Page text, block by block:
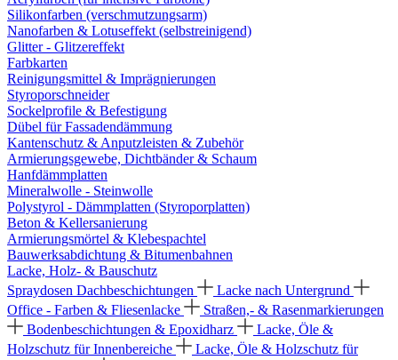
Silikonfarben (verschmutzungsarm)
Nanofarben & Lotuseffekt (selbstreinigend)
Glitter - Glitzereffekt
Farbkarten
Reinigungsmittel & Imprägnierungen
Styroporschneider
Sockelprofile & Befestigung
Dübel für Fassadendämmung
Kantenschutz & Anputzleisten & Zubehör
Armierungsgewebe, Dichtbänder & Schaum
Hanfdämmplatten
Mineralwolle - Steinwolle
Polystyrol - Dämmplatten (Styroporplatten)
Beton & Kellersanierung
Armierungsmörtel & Klebespachtel
Bauwerksabdichtung & Bitumenbahnen
Lacke, Holz- & Bauschutz
Spraydosen Dachbeschichtungen
Lacke nach Untergrund
Office - Farben & Fliesenlacke
Straßen,- & Rasenmarkierungen
Bodenbeschichtungen & Epoxidharz
Lacke, Öle &
Holzschutz für Innenbereiche
Lacke, Öle & Holzschutz für